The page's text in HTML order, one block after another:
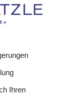
Ihren